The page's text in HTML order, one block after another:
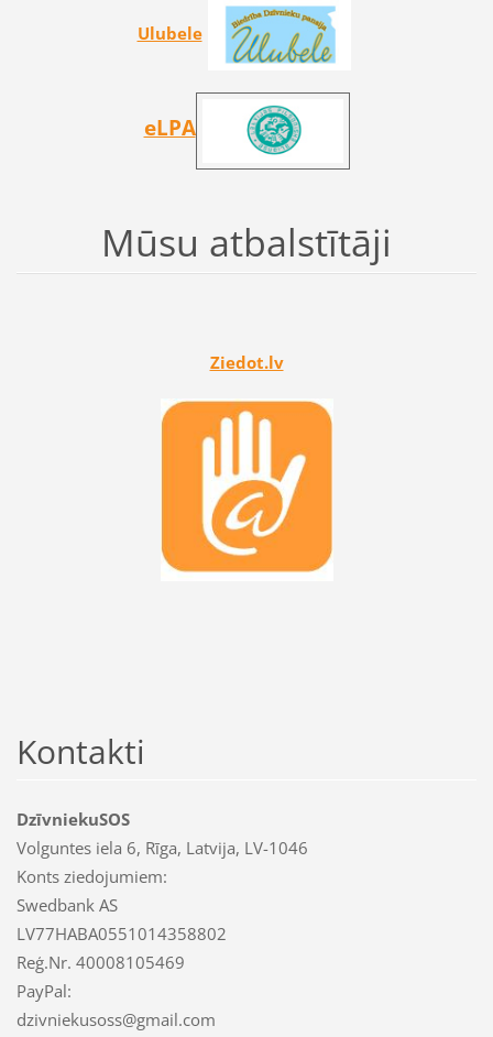
Ulubele
eLPA
Mūsu atbalstītāji
Ziedot.lv
Kontakti
DzīvniekuSOS
Volguntes iela 6, Rīga, Latvija, LV-1046
Konts ziedojumiem:
Swedbank AS
LV77HABA0551014358802
Reģ.Nr. 40008105469
PayPal:
dzivniekusoss@gmail.com